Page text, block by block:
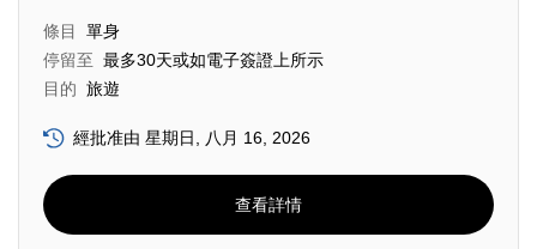
條目
單身
停留至 最多30天或如電子簽證上所示
目的 旅遊
經批准由 星期日, 八月 16, 2026
查看詳情